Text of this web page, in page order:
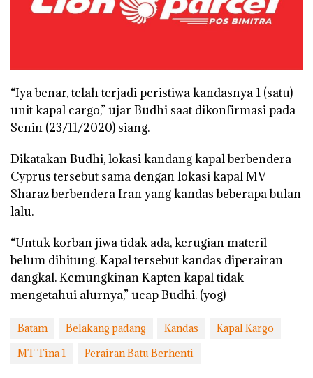
“Iya benar, telah terjadi peristiwa kandasnya 1 (satu)
unit kapal cargo,” ujar Budhi saat dikonfirmasi pada
Senin (23/11/2020) siang.
Dikatakan Budhi, lokasi kandang kapal berbendera
Cyprus tersebut sama dengan lokasi kapal MV
Sharaz berbendera Iran yang kandas beberapa bulan
lalu.
“Untuk korban jiwa tidak ada, kerugian materil
belum dihitung. Kapal tersebut kandas diperairan
dangkal. Kemungkinan Kapten kapal tidak
mengetahui alurnya,” ucap Budhi. (yog)
Batam Belakang padang Kandas
Kapal Kargo
MT Tina 1
Perairan Batu Berhenti